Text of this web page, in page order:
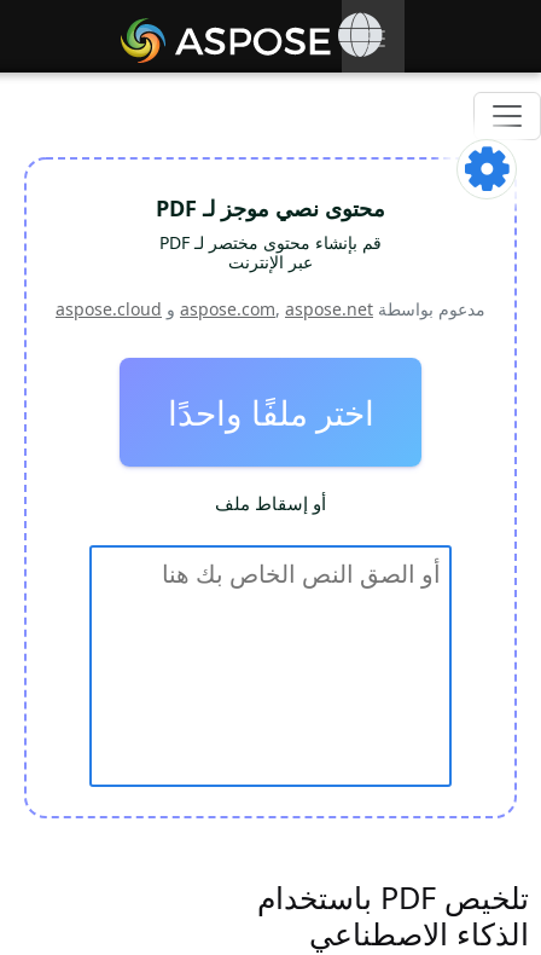
Toggle
navigation
محتوى نصي موجز لـ PDF
قم بإنشاء محتوى مختصر لـ PDF
عبر الإنترنت
مدعوم بواسطة aspose.com,aspose.net و aspose.cloud
اختر ملفًا واحدًا
أو إسقاط ملف
تلخيص PDF باستخدام
الذكاء الاصطناعي